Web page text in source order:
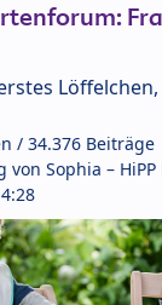
/ 34.376 Beiträge
von Sophia –